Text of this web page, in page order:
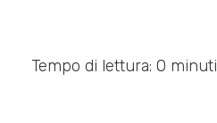
Tempo di lettura: 0 minuti